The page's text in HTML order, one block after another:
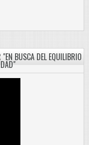
BUSCA DEL EQUILIBRIO